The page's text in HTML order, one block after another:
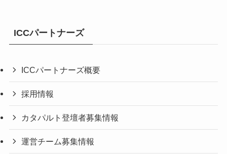
ICCパートナーズ
ICCパートナーズ概要
採用情報
カタパルト登壇者募集情報
運営チーム募集情報